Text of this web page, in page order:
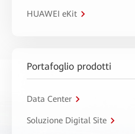
HUAWEI eKit
Portafoglio prodotti
Data Center
Soluzione Digital Site